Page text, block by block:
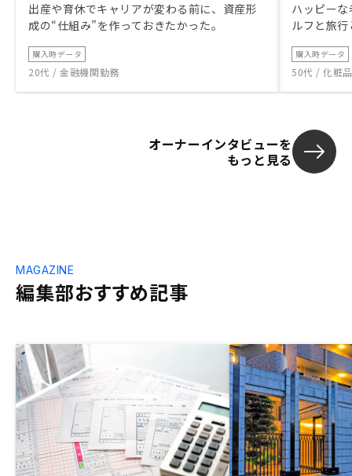
出産や育休でキャリアが変わる前に、資産形
成の“仕組み”を作っておきたかった。
購入時データ
20代 / 金融機関勤務
ハッピー
ルフと旅
購入時データ
50代 / 化粧
オーナーインタビューを
もっと見る
編集部おすすめ記事
MAGAZINE